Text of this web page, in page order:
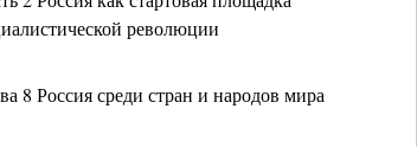
революции
8 Россия среди стран и народов мира